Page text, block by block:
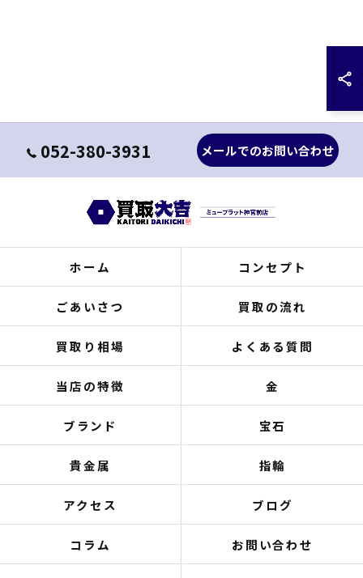
052-380-3931 メールでのお問い合わせ
ホーム コンセプト
ごあいさつ 買取の流れ
買取り相場 よくある質問
当店の特徴 金
ブランド 宝石
貴金属 指輪
アクセス ブログ
コラム お問い合わせ